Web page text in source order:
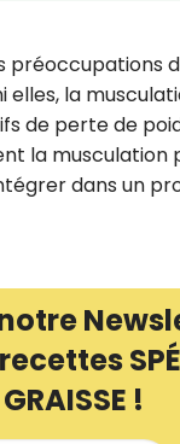
la
de perte de
la
dans un
GRAISSE !